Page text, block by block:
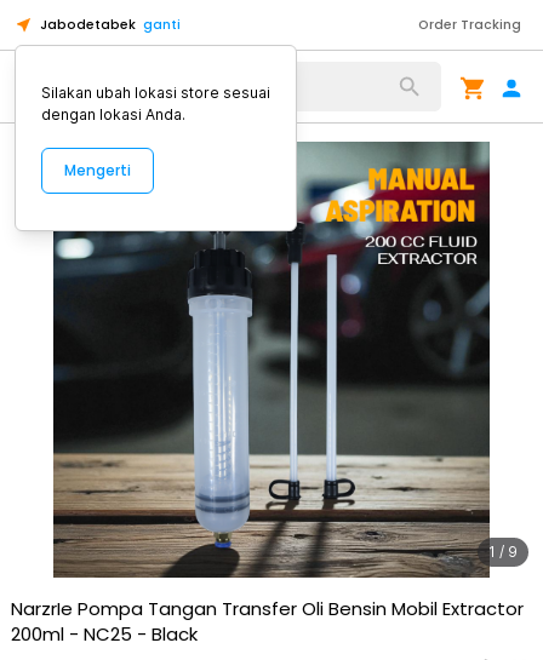
Jabodetabek ganti Order Tracking
Alat Kopi
1 / 9
NarzrIe Pompa Tangan Transfer Oli Bensin Mobil Extractor
200ml - NC25 - Black
Silakan ubah lokasi store sesuai
dengan lokasi Anda.
Mengerti